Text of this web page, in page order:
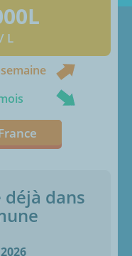
L
déjà dans